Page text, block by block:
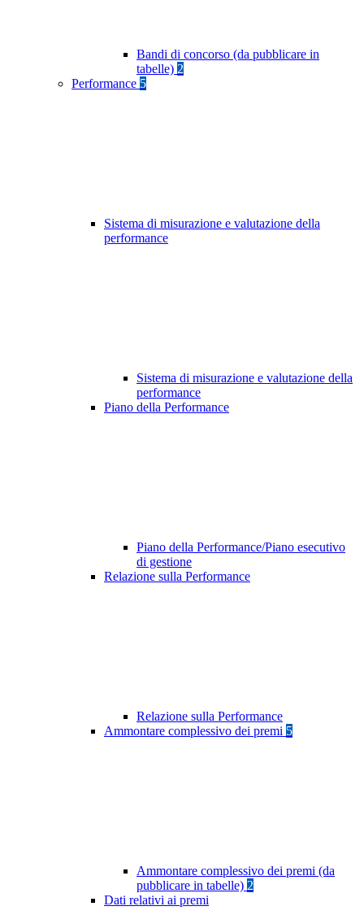
Bandi di concorso (da pubblicare in
tabelle) 2
Performance 5
Sistema di misurazione e valutazione della
performance
Sistema di misurazione e valutazione della
performance
Piano della Performance
Piano della Performance/Piano esecutivo
di gestione
Relazione sulla Performance
Relazione sulla Performance
Ammontare complessivo dei premi 5
Ammontare complessivo dei premi (da
pubblicare in tabelle) 2
Dati relativi ai premi